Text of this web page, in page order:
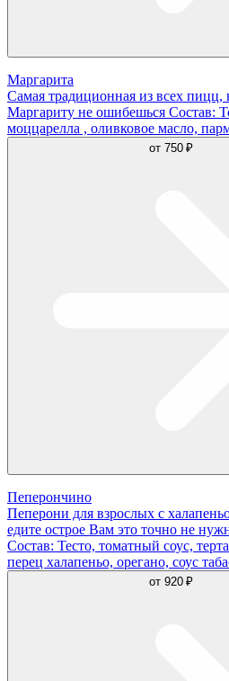
Маргарита
Самая традиционная из всех пицц,
Маргариту не ошибешься Состав:
моццарелла , оливковое масло,
от 750 ₽
Пеперончино
Пеперони для взрослых с
едите острое Вам это точно не
Состав: Тесто, томатный соус,
перец халапеньо, орегано, соус
от 920 ₽